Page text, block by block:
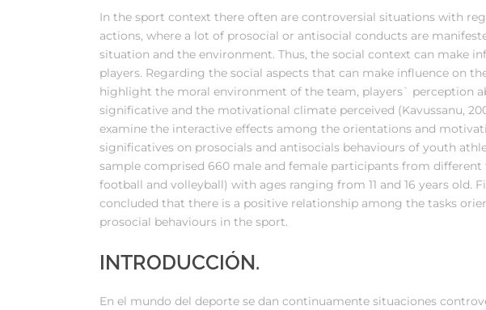
In the sport context there often are controversial situations with
actions, where a lot of prosocial or antisocial conducts are
situation and the environment. Thus, the social context can make
players. Regarding the social aspects that can make influence on
highlight the moral environment of the team, players` perception
significative and the motivational climate perceived (Kavussanu,
examine the interactive effects among the orientations and
significatives on prosocials and antisocials behaviours of youth
sample comprised 660 male and female participants from different
football and volleyball) with ages ranging from 11 and 16 years old.
concluded that there is a positive relationship among the tasks
prosocial behaviours in the sport.
INTRODUCCIÓN.
En el mundo del deporte se dan continuamente situaciones